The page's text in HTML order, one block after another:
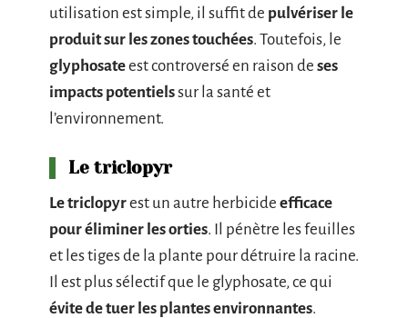
utilisation est simple, il suffit de pulvériser le
produit sur les zones touchées. Toutefois, le
glyphosateest controversé en raison de ses
impacts potentielssur la santé et
l’environnement.
Le triclopyr
Le triclopyrest un autre herbicide efficace
pour éliminer les orties. Il pénètre les feuilles
et les tiges de la plante pour détruire la racine.
Il est plus sélectif que le glyphosate, ce qui
évite de tuer les plantes environnantes.